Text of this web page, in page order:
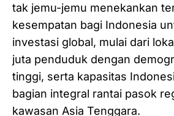
tak jemu-jemu menekankan
kesempatan bagi Indonesia
investasi global, mulai dari
juta penduduk dengan
tinggi, serta kapasitas
bagian integral rantai pasok
kawasan Asia Tenggara.